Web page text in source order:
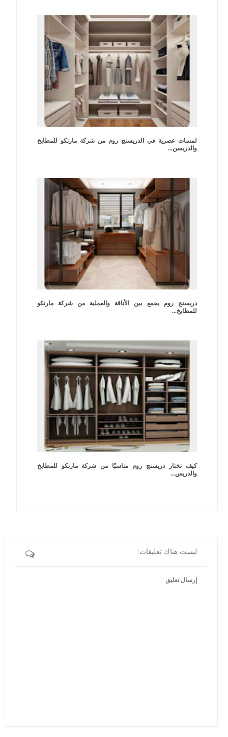
لمسات عصرية في الدريسنج روم من شركة مارنكو للمطابخ
والدريسن...
دريسنج روم يجمع بين الأناقة والعملية من شركة مارنكو
للمطابخ...
كيف تختار دريسنج روم مناسبًا من شركة مارنكو للمطابخ
والدريس...
ليست هناك تعليقات:
إرسال تعليق